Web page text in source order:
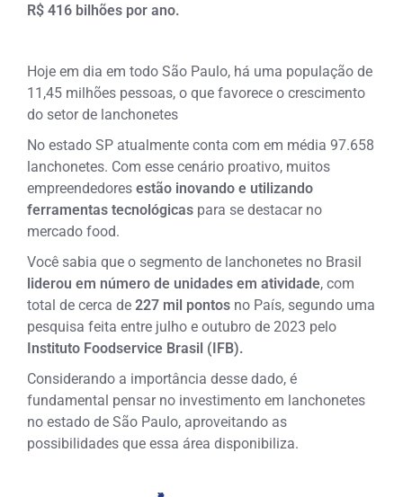
R$ 416 bilhões por ano.
Hoje em dia em todo São Paulo, há uma população de
11,45 milhões pessoas, o que favorece o crescimento
do setor de lanchonetes
No estado SP atualmente conta com em média 97.658
lanchonetes. Com esse cenário proativo, muitos
empreendedores estão inovando e utilizando
ferramentas tecnológicas para se destacar no
mercado food.
Você sabia que o segmento de lanchonetes no Brasil
liderou em número de unidades em atividade, com
total de cerca de227 mil pontos no País, segundo uma
pesquisa feita entre julho e outubro de 2023 pelo
Instituto Foodservice Brasil (IFB).
Considerando a importância desse dado, é
fundamental pensar no investimento em lanchonetes
no estado de São Paulo, aproveitando as
possibilidades que essa área disponibiliza.